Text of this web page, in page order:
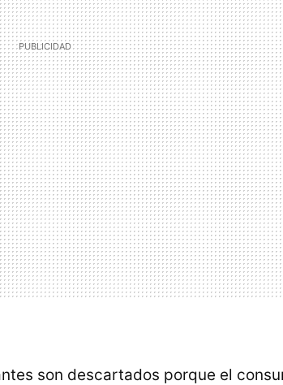
son descartados porque el